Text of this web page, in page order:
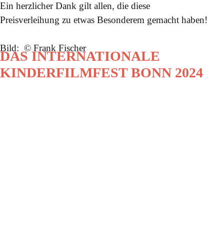
Ein herzlicher Dank gilt allen, die diese
Preisverleihung zu etwas Besonderem gemacht haben!
Bild: © Frank Fischer
DAS INTERNATIONALE
KINDERFILMFEST BONN 2024